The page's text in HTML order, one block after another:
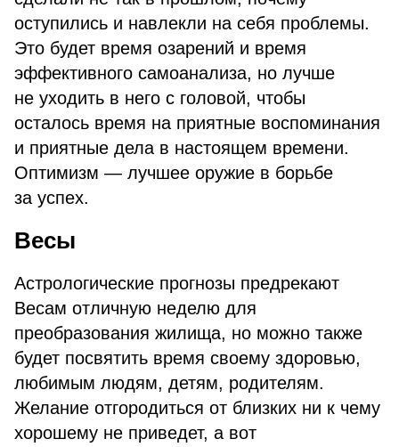
оступились и навлекли на себя проблемы.
Это будет время озарений и время
эффективного самоанализа, но лучше
не уходить в него с головой, чтобы
осталось время на приятные воспоминания
и приятные дела в настоящем времени.
Оптимизм — лучшее оружие в борьбе
за успех.
Весы
Астрологические прогнозы предрекают
Весам отличную неделю для
преобразования жилища, но можно также
будет посвятить время своему здоровью,
любимым людям, детям, родителям.
Желание отгородиться от близких ни к чему
хорошему не приведет, а вот